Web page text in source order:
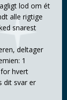
lod om ét
alle rigtige
snarest
deltager
1
for hvert
dit svar er